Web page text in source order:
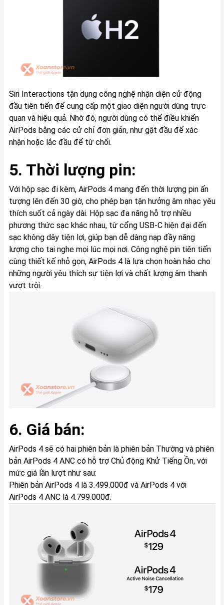
Siri Interactions tận dụng công nghệ nhận diện cử động
đầu tiên tiến để cung cấp một giao diện người dùng trực
quan và hiệu quả. Nhờ đó, người dùng có thể điều khiển
AirPods bằng các cử chỉ đơn giản, như gật đầu để xác
nhận hoặc lắc đầu để từ chối.
5. Thời lượng pin:
Với hộp sạc đi kèm, AirPods 4 mang đến thời lượng pin ấn
tượng lên đến 30 giờ, cho phép bạn tận hưởng âm nhạc yêu
thích suốt cả ngày dài. Hộp sạc đa năng hỗ trợ nhiều
phương thức sạc khác nhau, từ cổng USB-C hiện đại đến
sạc không dây tiện lợi, giúp bạn dễ dàng nạp đầy năng
lượng cho tai nghe mọi lúc mọi nơi. Công nghệ pin tiên tiến
cùng thiết kế nhỏ gọn, AirPods 4 là lựa chọn hoàn hảo cho
những người yêu thích sự tiện lợi và chất lượng âm thanh
vượt trội.
6. Giá bán:
AirPods 4 sẽ có hai phiên bản là phiên bản Thường và phiên
bản AirPods 4 ANC có hỗ trợ Chủ động Khử Tiếng Ồn, với
mức giá lần lượt như sau:
Phiên bản AirPods 4 là 3.499.000đ và AirPods 4 với
AirPods 4 ANC là 4.799.000đ.